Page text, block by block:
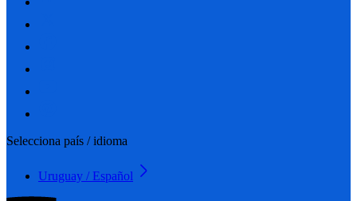
Selecciona país / idioma
Uruguay / Español